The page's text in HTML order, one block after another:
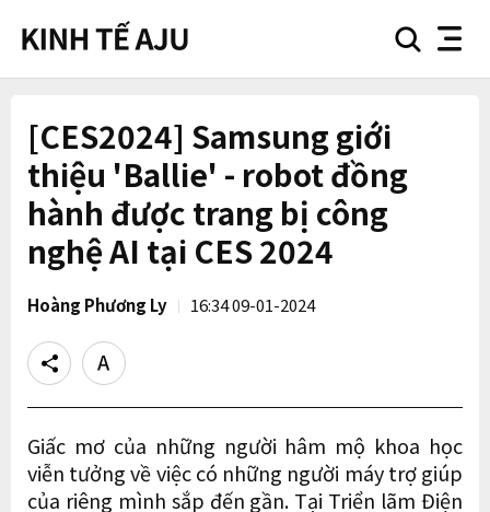
searchnav
[CES2024] Samsung giới
thiệu 'Ballie' - robot đồng
hành được trang bị công
nghệ AI tại CES 2024
Hoàng Phương Ly 16:34 09-01-2024
Share
Text
size
Giấc mơ của những người hâm mộ khoa học
viễn tưởng về việc có những người máy trợ giúp
của riêng mình sắp đến gần. Tại Triển lãm Điện